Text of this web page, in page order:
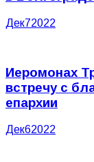
Дек72022
Иеромонах
встречу с
епархии
Дек62022